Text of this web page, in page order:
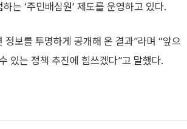
는 ‘주민배심원’ 제도를 운영하고 있다.
보를 투명하게 공개해 온 결과”라며 “앞으
있는 정책 추진에 힘쓰겠다”고 말했다.